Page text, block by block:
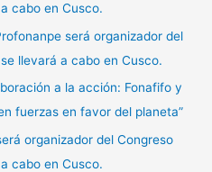
cabo en Cusco.
será organizador del
llevará a cabo en Cusco.
a la acción: Fonafifo y
fuerzas en favor del planeta”
organizador del Congreso
cabo en Cusco.